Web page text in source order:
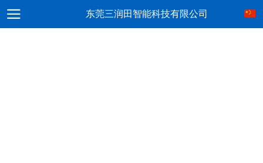
东莞三润田智能科技有限公司